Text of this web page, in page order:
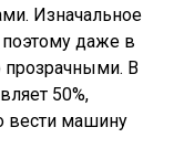
Изначальное
поэтому даже в
прозрачными. В
50%,
вести машину